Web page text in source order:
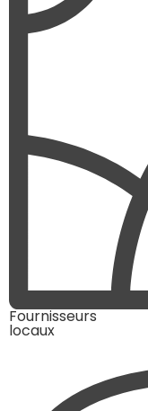
Fournisseurs
locaux